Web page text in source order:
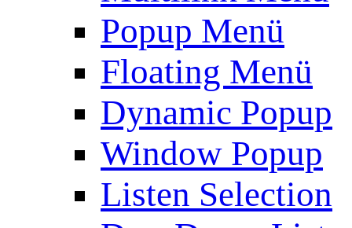
Popup Menü
Floating Menü
Dynamic Popup
Window Popup
Listen Selection